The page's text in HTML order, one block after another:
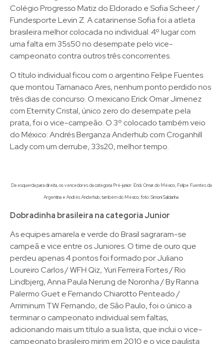
Colégio Progresso Matiz do Eldorado e Sofia Scheer /
Fundesporte Levin Z. A catarinense Sofia foi a atleta
brasileira melhor colocada no individual: 4º lugar com
uma falta em 35s50 no desempate pelo vice-
campeonato contra outros três concorrentes.
O título individual ficou com o argentino Felipe Fuentes
que montou Tamanaco Ares, nenhum ponto perdido nos
três dias de concurso. O mexicano Erick Omar Jimenez
com Eternity Cristal, único zero do desempate pela
prata, foi o vice-campeão. O 3º colocado também veio
do México: Andrés Berganza Anderhub com Croganhill
Lady com um derrube, 33s20, melhor tempo.
Da esquerda para direita, os vencedores da categoria Pré-junior: Erick Omar do México, Felipe Fuentes da
Argentina e Andrés Anderhub, também do México; foto: Simoni Saldanha
Dobradinha brasileira na categoria Junior
As equipes amarela e verde do Brasil sagraram-se
campeã e vice entre os Juniores. O time de ouro que
perdeu apenas 4 pontos foi formado por Juliano
Loureiro Carlos / WFH Qiz, Yuri Ferreira Fortes / Rio
Lindbjerg, Anna Paula Nerung de Noronha / By Ranna
Palermo Guet e Fernando Chiarotto Penteado /
Arriminum TW. Fernando, de São Paulo, foi o único a
terminar o campeonato individual sem faltas,
adicionando mais um título a sua lista, que inclui o vice-
campeonato brasileiro mirim em 2010 e o vice paulista